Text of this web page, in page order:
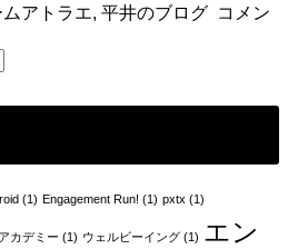
会！！！
夕
ス
レ
ゼ
アトラエ, 平井のブログ コメン
(1) Engagement Run! (1) pxtx (1)
アカデミー (1) ウェルビーイング (1) エン